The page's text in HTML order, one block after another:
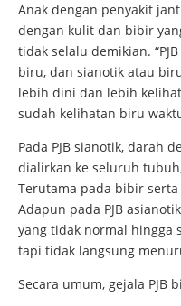
Anak dengan penyakit
dengan kulit dan bibir
tidak selalu demikian.
biru, dan sianotik atau
lebih dini dan lebih
sudah kelihatan biru
Pada PJB sianotik, darah
dialirkan ke seluruh
Terutama pada bibir
Adapun pada PJB
yang tidak normal hingga
tapi tidak langsung
Secara umum, gejala PJB